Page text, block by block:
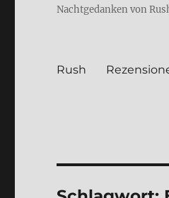
Nachtgedanken von
Rush